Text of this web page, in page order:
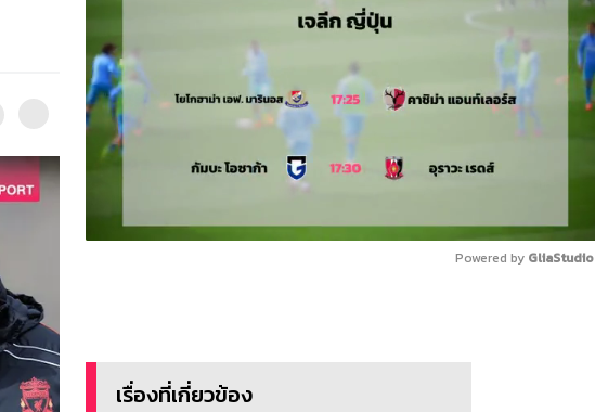
Powered by
เรื่องที่เกี่ยวข้อง